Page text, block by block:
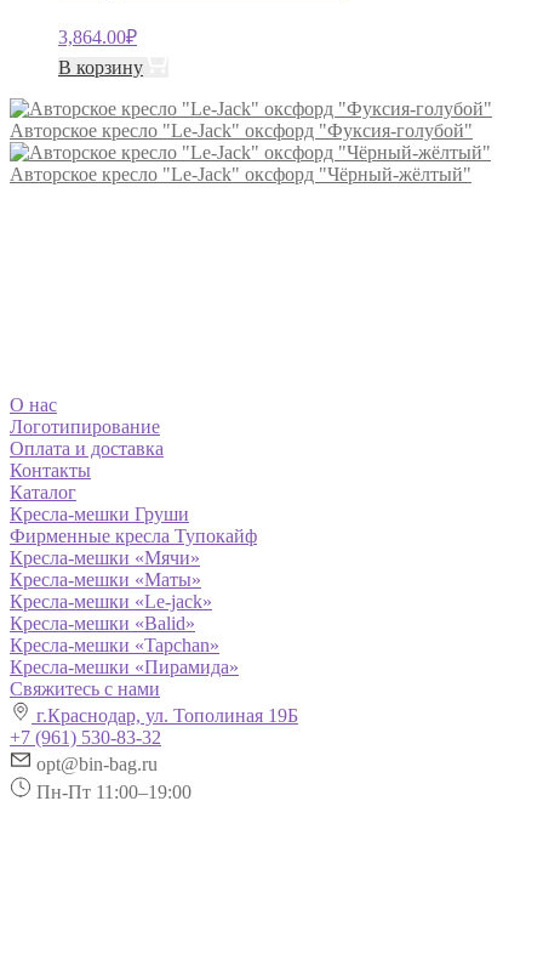
3,864.00₽
В корзину
Авторское кресло "Le-Jack" оксфорд "Фуксия-голубой"
Авторское кресло "Le-Jack" оксфорд "Чёрный-жёлтый"
О нас
Логотипирование
Оплата и доставка
Контакты
Каталог
Кресла-мешки Груши
Фирменные кресла Тупокайф
Кресла-мешки «Мячи»
Кресла-мешки «Маты»
Кресла-мешки «Le-jack»
Кресла-мешки «Balid»
Кресла-мешки «Tapchan»
Кресла-мешки «Пирамида»
Свяжитесь с нами
г.Краснодар, ул. Тополиная 19Б
+7 (961) 530-83-32
opt@bin-bag.ru
Пн-Пт 11:00–19:00